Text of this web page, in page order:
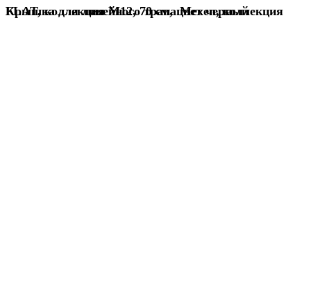
Крышка для линейного трапа Mexen, коллекция FLAT, коллекция M12, 70 см, цвет черный